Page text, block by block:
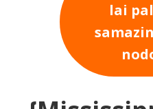
lai